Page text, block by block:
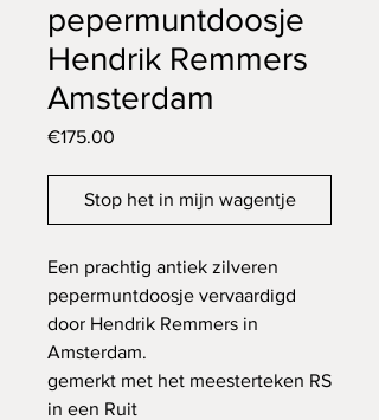
pepermuntdoosje
Hendrik Remmers
Amsterdam
€175.00
Stop het in mijn wagentje
Een prachtig antiek zilveren
pepermuntdoosje vervaardigd
door Hendrik Remmers in
Amsterdam.
gemerkt met het meesterteken RS
in een Ruit